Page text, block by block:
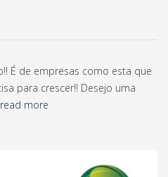
É de empresas como esta que
para crescer!! Desejo uma
read more